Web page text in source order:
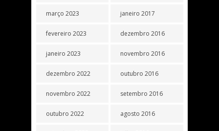
março 2023
fevereiro 2023
janeiro 2023
dezembro 2022
novembro 2022
outubro 2022
janeiro 2017
dezembro 2016
novembro 2016
outubro 2016
setembro 2016
agosto 2016